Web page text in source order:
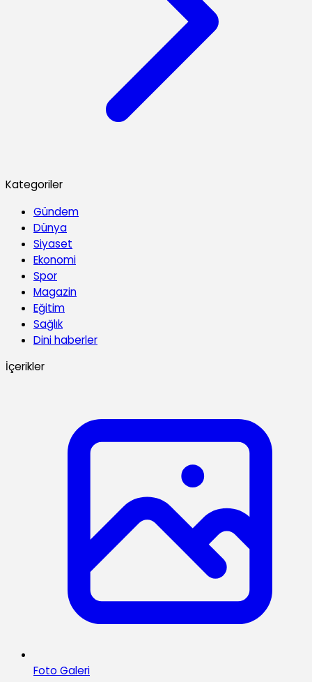
Kategoriler
Gündem
Dünya
Siyaset
Ekonomi
Spor
Magazin
Eğitim
Sağlık
Dini haberler
İçerikler
Foto Galeri